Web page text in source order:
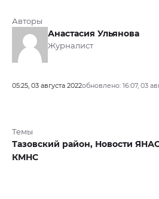
Авторы
Анастасия Ульянова
Журналист
05:25, 03 августа 2022обновлено: 16:07, 03
Темы
Тазовский район, Новости
КМНС